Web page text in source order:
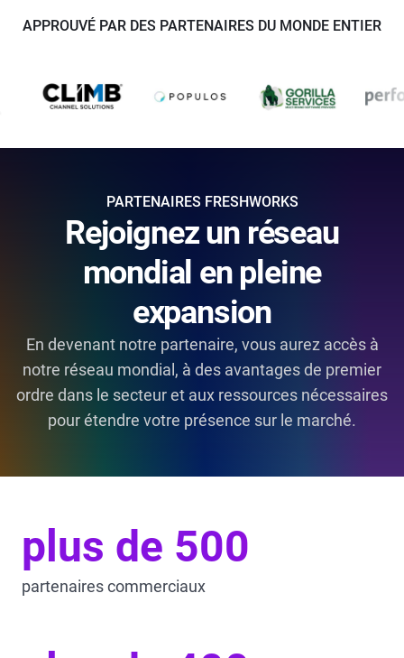
APPROUVÉ PAR DES PARTENAIRES DU MONDE ENTIER
PARTENAIRES FRESHWORKS
Rejoignez un réseau
mondial en pleine
expansion
En devenant notre partenaire, vous aurez accès à
notre réseau mondial, à des avantages de premier
ordre dans le secteur et aux ressources nécessaires
pour étendre votre présence sur le marché.
plus de 500
partenaires commerciaux